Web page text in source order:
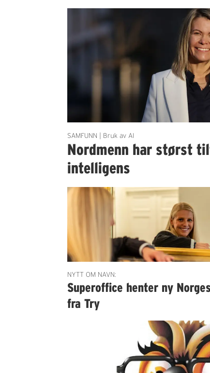
SAMFUNN | Bruk av AI
Nordmenn har størst
intelligens
NYTT OM NAVN:
Superoffice henter ny
fra Try